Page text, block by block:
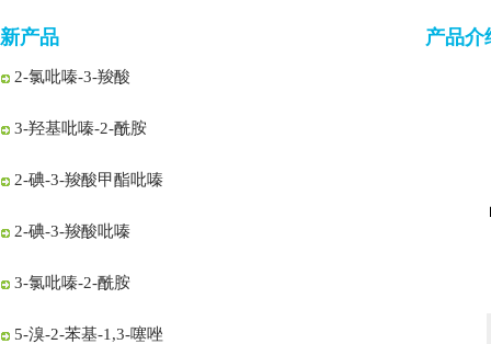
新产品
2-氯吡嗪-3-羧酸
3-羟基吡嗪-2-酰胺
2-碘-3-羧酸甲酯吡嗪
2-碘-3-羧酸吡嗪
3-氯吡嗪-2-酰胺
5-溴-2-苯基-1,3-噻唑
产品介